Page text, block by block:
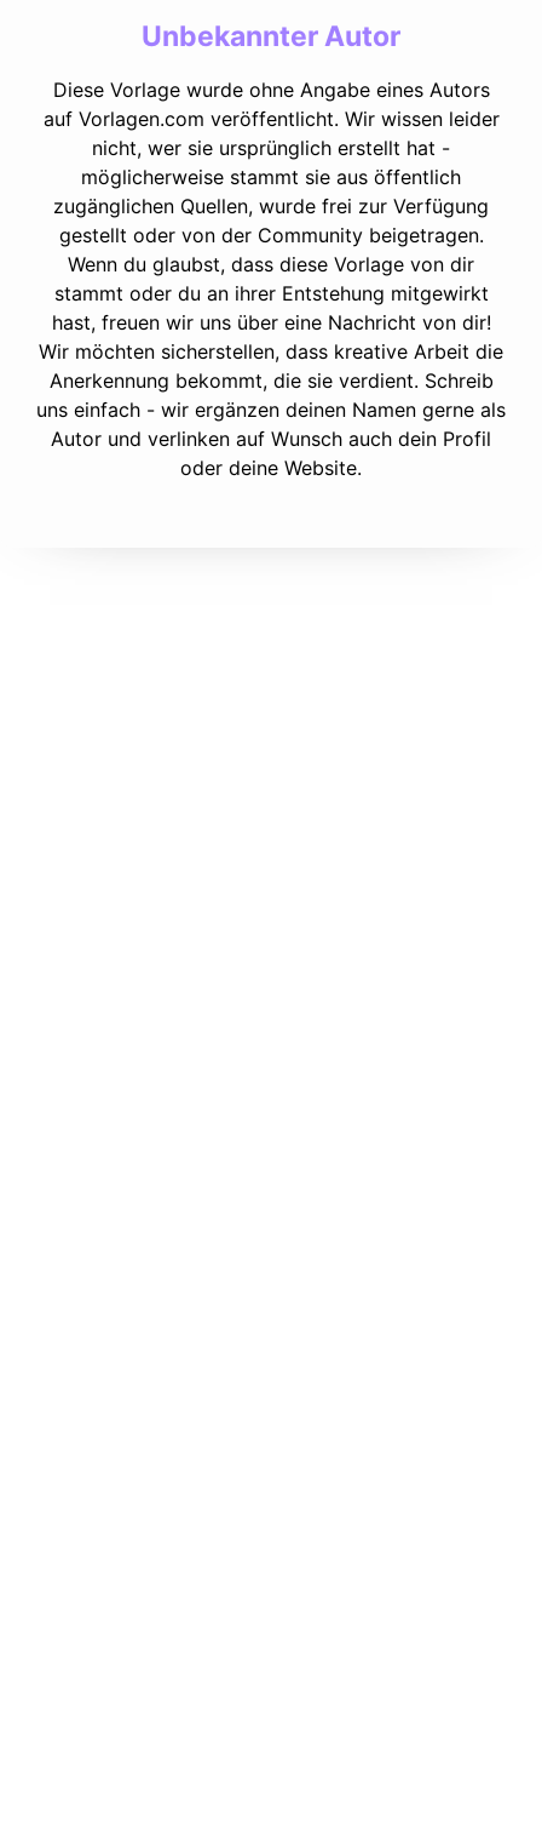
Unbekannter Autor
Diese Vorlage wurde ohne Angabe eines Autors
auf Vorlagen.com veröffentlicht. Wir wissen leider
nicht, wer sie ursprünglich erstellt hat -
möglicherweise stammt sie aus öffentlich
zugänglichen Quellen, wurde frei zur Verfügung
gestellt oder von der Community beigetragen.
Wenn du glaubst, dass diese Vorlage von dir
stammt oder du an ihrer Entstehung mitgewirkt
hast, freuen wir uns über eine Nachricht von dir!
Wir möchten sicherstellen, dass kreative Arbeit die
Anerkennung bekommt, die sie verdient. Schreib
uns einfach - wir ergänzen deinen Namen gerne als
Autor und verlinken auf Wunsch auch dein Profil
oder deine Website.